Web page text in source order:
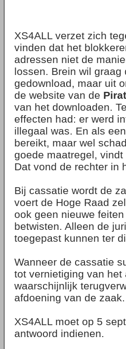
XS4ALL verzet zich
vinden dat het
adressen niet de
lossen. Brein wil
gedownload, maar uit
de website van de
van het downloaden.
effecten had: er werd
illegaal was. En als
bereikt, maar wel
goede maatregel, vindt
Dat vond de rechter in
Bij cassatie wordt de
voert de Hoge Raad
ook geen nieuwe
betwisten. Alleen de
toegepast kunnen ter
Wanneer de cassatie
tot vernietiging van
waarschijnlijk
afdoening van de zaak.
XS4ALL moet op 5
antwoord indienen.